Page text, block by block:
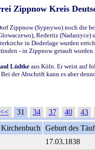
Zippnow Kreis
Zippnow (Sypnywo) noch die
Rederitz
in Doderlage wurden
- in Zippnow getauft worden.
Lüdtke aus Köln. Er weist auf
der Abschrift kann es aber
<< 31 34 37 40 43
Geburt des
17.03.1838